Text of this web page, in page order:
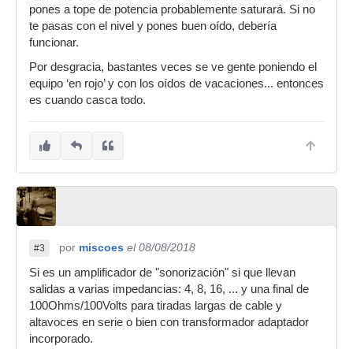
pones a tope de potencia probablemente saturará. Si no
te pasas con el nivel y pones buen oído, debería
funcionar.
Por desgracia, bastantes veces se ve gente poniendo el
equipo ‘en rojo’ y con los oídos de vacaciones... entonces
es cuando casca todo.
#3 por miscoes el 08/08/2018
Si es un amplificador de "sonorización" si que llevan
salidas a varias impedancias: 4, 8, 16, ... y una final de
100Ohms/100Volts para tiradas largas de cable y
altavoces en serie o bien con transformador adaptador
incorporado.